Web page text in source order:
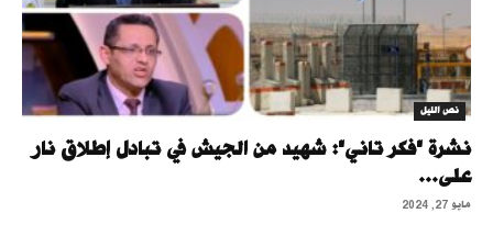
نص الليل
نشرة "فكر تاني": شهيد من الجيش في تبادل إطلاق نار
على...
مايو 27, 2024